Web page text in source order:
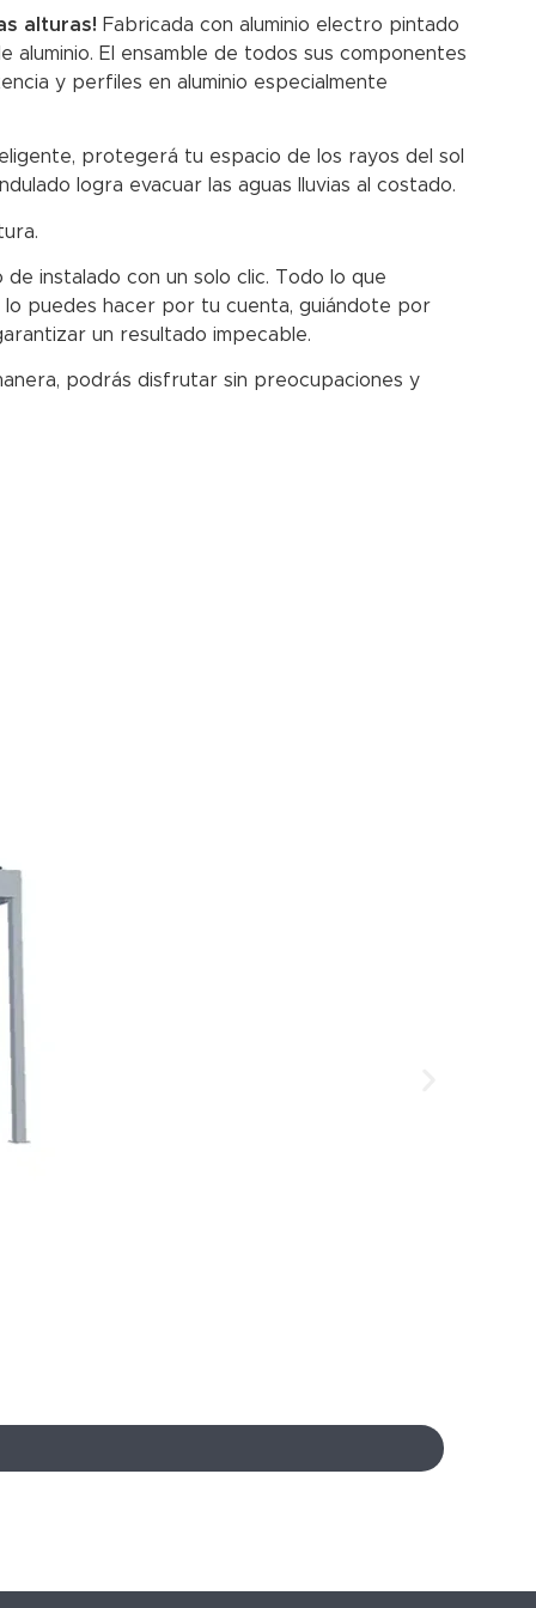
alturas! Fabricada con aluminio electro pintado
El ensamble de todos sus componentes
y perfiles en aluminio especialmente
protegerá tu espacio de los rayos del sol
logra evacuar las aguas lluvias al costado.
instalado con un solo clic. Todo lo que
lo puedes hacer por tu cuenta, guiándote por
un resultado impecable.
podrás disfrutar sin preocupaciones y